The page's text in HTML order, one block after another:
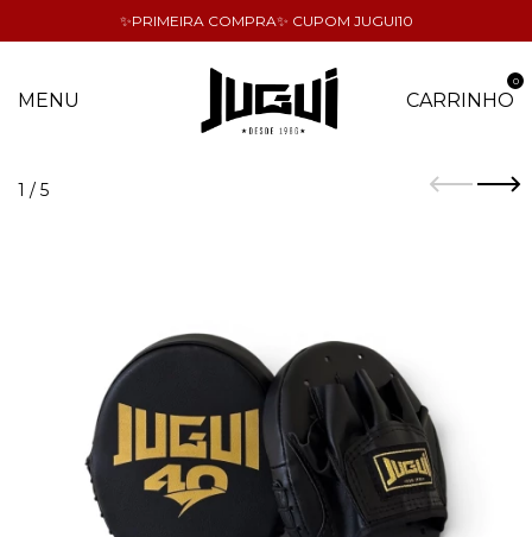
✨PRIMEIRA COMPRA✨ CUPOM JUGUI10
MENU CARRINHO
0
1 / 5